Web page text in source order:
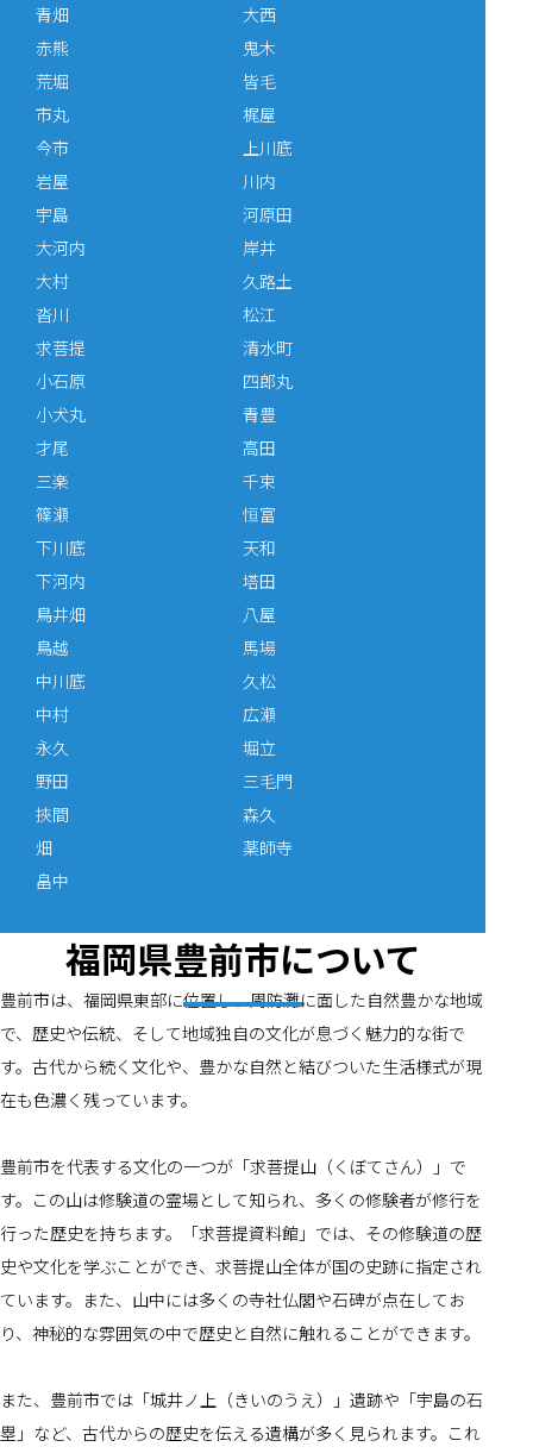
青畑
赤熊
荒堀
市丸
今市
岩屋
宇島
大河内
大村
大西
鬼木
皆毛
梶屋
上川底
川内
河原田
岸井
久路土
沓川
求菩提
小石原
小犬丸
才尾
三楽
篠瀬
下川底
下河内
松江
清水町
四郎丸
青豊
高田
千束
恒富
天和
塔田
鳥井畑
鳥越
中川底
中村
永久
野田
挾間
畑
畠中
八屋
馬場
久松
広瀬
堀立
三毛門
森久
薬師寺
福岡県豊前市について
豊前市は、福岡県東部に位置し、周防灘に面した自然豊かな地域
で、歴史や伝統、そして地域独自の文化が息づく魅力的な街で
す。古代から続く文化や、豊かな自然と結びついた生活様式が現
在も色濃く残っています。
豊前市を代表する文化の一つが「求菩提山（くぼてさん）」で
す。この山は修験道の霊場として知られ、多くの修験者が修行を
行った歴史を持ちます。「求菩提資料館」では、その修験道の歴
史や文化を学ぶことができ、求菩提山全体が国の史跡に指定され
ています。また、山中には多くの寺社仏閣や石碑が点在してお
り、神秘的な雰囲気の中で歴史と自然に触れることができます。
また、豊前市では「城井ノ上（きいのうえ）」遺跡や「宇島の石
塁」など、古代からの歴史を伝える遺構が多く見られます。これ